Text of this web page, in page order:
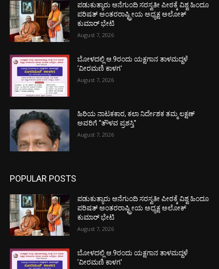
ಪಡುಕುತ್ಯಾರು ಆನೆಗುಂದಿ ಸರಸ್ವತೀ ಪೀಠಕ್ಕೆ ವಿಶ್ವ ಹಿಂದೂ
ಪರಿಷತ್ ಅಂತರರಾಷ್ಟ್ರೀಯ ಅಧ್ಯಕ್ಷ ಅಲೋಕ್
ಕುಮಾರ್ ಭೇಟಿ
August 7, 2026
ಬೋಳದಲ್ಲಿ ಆ.9ರಂದು ಯಕ್ಷಗಾನ ತಾಳಮದ್ದಳೆ
‘ವೀರಮಣಿ ಕಾಳಗ’
August 7, 2026
ಹಿರಿಯ ನಾಟಕಕಾರ, ಕಲಾ ನಿರ್ದೇಶಕ ತಮ್ಮ ಲಕ್ಷಣ್
ಅವರಿಗೆ “ತೌಳವ ಪ್ರಶಸ್ತಿ”
August 7, 2026
POPULAR POSTS
ಪಡುಕುತ್ಯಾರು ಆನೆಗುಂದಿ ಸರಸ್ವತೀ ಪೀಠಕ್ಕೆ ವಿಶ್ವ ಹಿಂದೂ
ಪರಿಷತ್ ಅಂತರರಾಷ್ಟ್ರೀಯ ಅಧ್ಯಕ್ಷ ಅಲೋಕ್
ಕುಮಾರ್ ಭೇಟಿ
August 7, 2026
ಬೋಳದಲ್ಲಿ ಆ.9ರಂದು ಯಕ್ಷಗಾನ ತಾಳಮದ್ದಳೆ
‘ವೀರಮಣಿ ಕಾಳಗ’